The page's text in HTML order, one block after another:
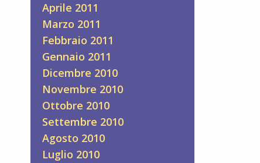
Aprile 2011
Marzo 2011
Febbraio 2011
Gennaio 2011
Dicembre 2010
Novembre 2010
Ottobre 2010
Settembre 2010
Agosto 2010
Luglio 2010